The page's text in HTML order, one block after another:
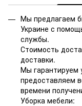
Мы предлагаем
Украине с
службы.
Стоимость
доставки.
Мы гарантируем
предоставляем
времени
Уборка мебели: